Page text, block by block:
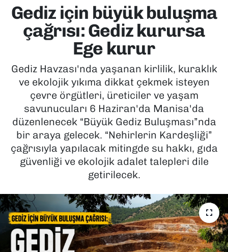
Gediz için büyük buluşma
çağrısı: Gediz kurursa
Ege kurur
Gediz Havzası'nda yaşanan kirlilik, kuraklık
ve ekolojik yıkıma dikkat çekmek isteyen
çevre örgütleri, üreticiler ve yaşam
savunucuları 6 Haziran'da Manisa'da
düzenlenecek “Büyük Gediz Buluşması”nda
bir araya gelecek. “Nehirlerin Kardeşliği”
çağrısıyla yapılacak mitingde su hakkı, gıda
güvenliği ve ekolojik adalet talepleri dile
getirilecek.
EKONOMİ
KÜLTÜR SANAT
MAGAZİN
POLİTİKA
SAĞLIK
SPOR
YAŞAM
YEREL YÖNETİMLER
Tüm Manşetler
Son Dakika Haberleri
Haber Arşivi